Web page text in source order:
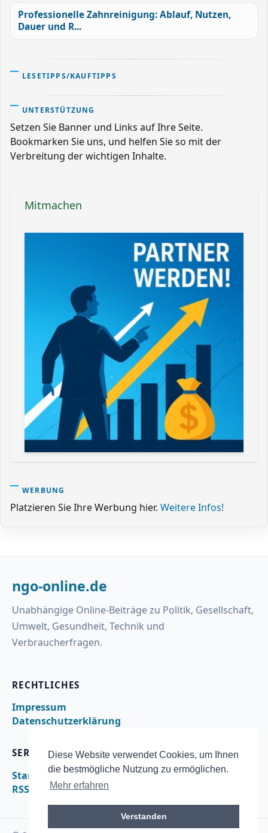
Diese Website verwendet Cookies, um Ihnen
die bestmögliche Nutzung zu ermöglichen.
Mehr erfahren
Verstanden
Professionelle Zahnreinigung: Ablauf, Nutzen,
Dauer und R...
LESETIPPS/KAUFTIPPS
UNTERSTÜTZUNG
Setzen Sie Banner und Links auf Ihre Seite.
Bookmarken Sie uns, und helfen Sie so mit der
Verbreitung der wichtigen Inhalte.
Mitmachen
WERBUNG
Platzieren Sie Ihre Werbung hier. Weitere Infos!
ngo-online.de
Unabhängige Online-Beiträge zu Politik, Gesellschaft,
Umwelt, Gesundheit, Technik und
Verbraucherfragen.
RECHTLICHES
Impressum
Datenschutzerklärung
SERVICE
Startseite
RSS